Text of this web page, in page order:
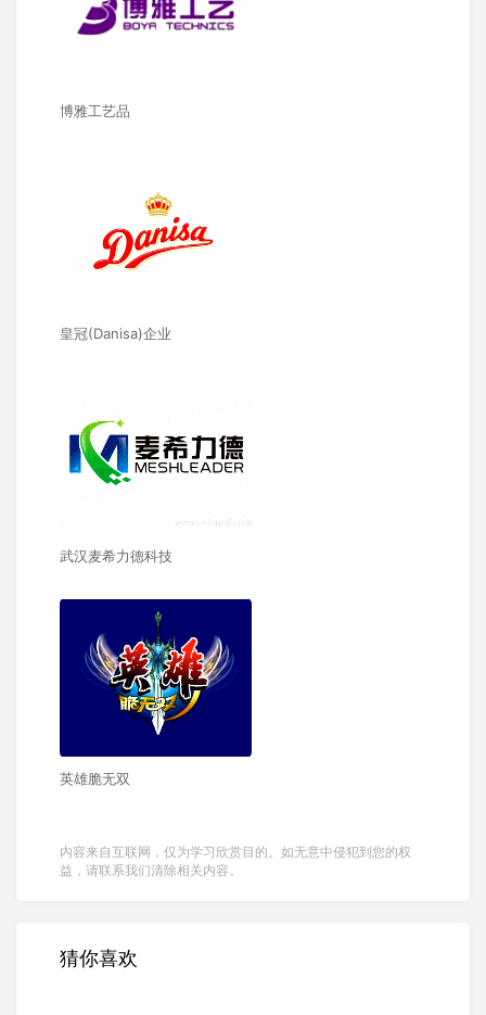
博雅工艺品
皇冠(Danisa)企业
武汉麦希力德科技
英雄脆无双
内容来自互联网，仅为学习欣赏目的。如无意中侵犯到您的权
益，请联系我们清除相关内容。
猜你喜欢